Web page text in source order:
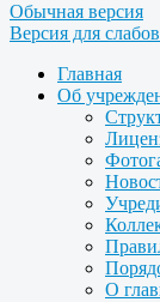
Обычная версия
Версия для
Главная
Об
О